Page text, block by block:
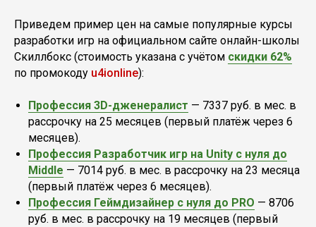
Приведем пример цен на самые популярные курсы
разработки игр на официальном сайте онлайн-школы
Скиллбокс (стоимость указана с учётом скидки 62%
по промокоду u4ionline):
Профессия 3D-дженералист — 7337 руб. в мес. в
рассрочку на 25 месяцев (первый платёж через 6
месяцев).
Профессия Разработчик игр на Unity с нуля до
Middle — 7014 руб. в мес. в рассрочку на 23 месяца
(первый платёж через 6 месяцев).
Профессия Геймдизайнер с нуля до PRO — 8706
руб. в мес. в рассрочку на 19 месяцев (первый